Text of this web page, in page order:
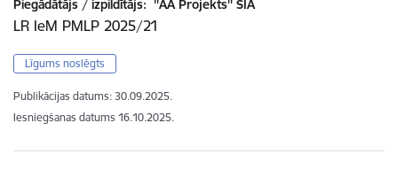
Piegādātājs / izpildītājs: ''AA Projekts'' SIA
LR IeM PMLP 2025/21
Līgums noslēgts
Publikācijas datums: 30.09.2025.
Iesniegšanas datums 16.10.2025.